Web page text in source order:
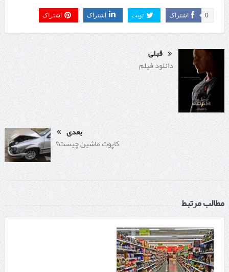
اشتراک 0 تویت اشتراک اشتراک
قبلی
دانلود فیلم
بعدی
کاپوت ماشین چیست؟
مطالب مرتبط